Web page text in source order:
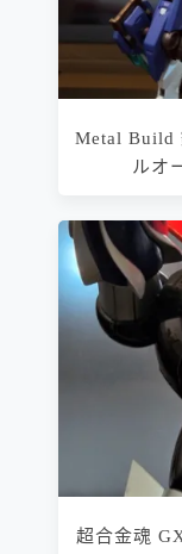
Metal Build
ルオ
超合金魂